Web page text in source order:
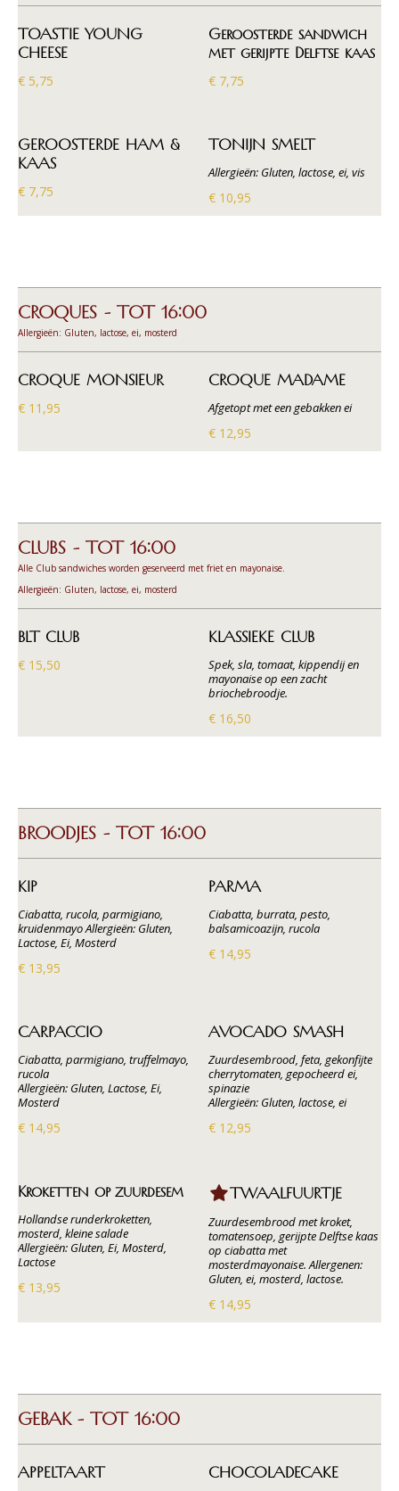
TOASTIE YOUNG
CHEESE
€ 5,75
Geroosterde sandwich
met gerijpte Delftse kaas
€ 7,75
GEROOSTERDE HAM &
KAAS
€ 7,75
TONIJN SMELT
Allergieën: Gluten, lactose, ei, vis
€ 10,95
CROQUES - TOT 16:00
Allergieën: Gluten, lactose, ei, mosterd
CROQUE MONSIEUR
€ 11,95
CROQUE MADAME
Afgetopt met een gebakken ei
€ 12,95
CLUBS - TOT 16:00
Alle Club sandwiches worden geserveerd met friet en mayonaise.
Allergieën: Gluten, lactose, ei, mosterd
BLT CLUB
€ 15,50
KLASSIEKE CLUB
Spek, sla, tomaat, kippendij en
mayonaise op een zacht
briochebroodje.
€ 16,50
BROODJES - TOT 16:00
KIP
Ciabatta, rucola, parmigiano,
kruidenmayo Allergieën: Gluten,
Lactose, Ei, Mosterd
€ 13,95
PARMA
Ciabatta, burrata, pesto,
balsamicoazijn, rucola
€ 14,95
CARPACCIO
Ciabatta, parmigiano, truffelmayo,
rucola
Allergieën: Gluten, Lactose, Ei,
Mosterd
€ 14,95
AVOCADO SMASH
Zuurdesembrood, feta, gekonfijte
cherrytomaten, gepocheerd ei,
spinazie
Allergieën: Gluten, lactose, ei
€ 12,95
Kroketten op zuurdesem
Hollandse runderkroketten,
mosterd, kleine salade
Allergieën: Gluten, Ei, Mosterd,
Lactose
€ 13,95
TWAALFUURTJE
Zuurdesembrood met kroket,
tomatensoep, gerijpte Delftse kaas
op ciabatta met
mosterdmayonaise. Allergenen:
Gluten, ei, mosterd, lactose.
€ 14,95
GEBAK - TOT 16:00
APPELTAART CHOCOLADECAKE